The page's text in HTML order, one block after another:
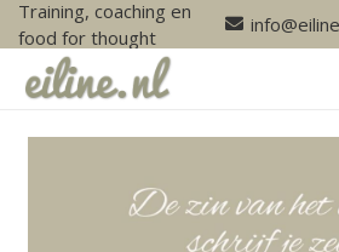
Training, coaching en
food for thought